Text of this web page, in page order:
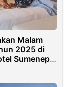
Malam
2025 di
Sumenep,